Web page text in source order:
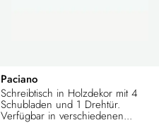
Paciano
Schreibtisch in Holzdekor mit 4
Schubladen und 1 Drehtür.
Verfügbar in verschiedenen...